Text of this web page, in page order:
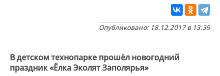
Опубликовано: 18.12.2017 в 13:39
В детском технопарке прошёл новогодний
праздник «Ёлка Эколят Заполярья»